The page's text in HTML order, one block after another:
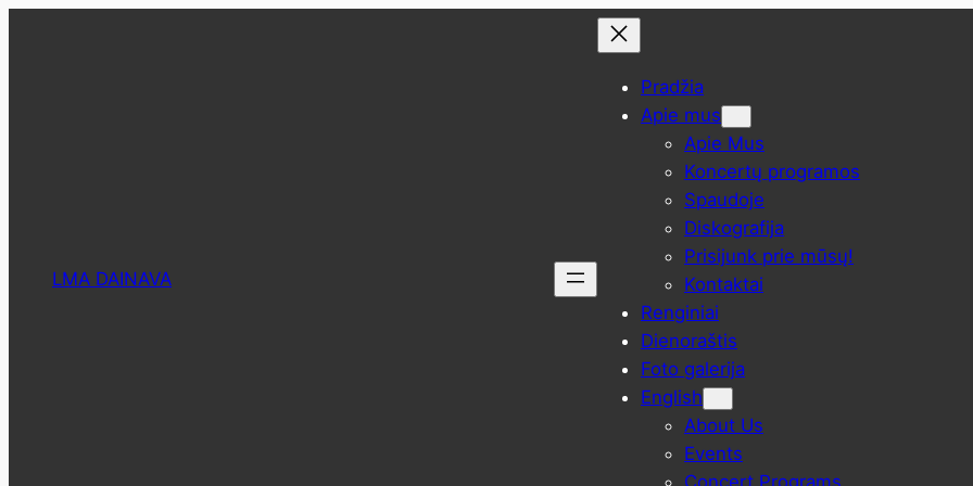
LMA DAINAVA
Pradžia
Apie mus
Apie Mus
Koncertų programos
Spaudoje
Diskografija
Prisijunk prie mūsų!
Kontaktai
Renginiai
Dienoraštis
Foto galerija
English
About Us
Events
Concert Programs